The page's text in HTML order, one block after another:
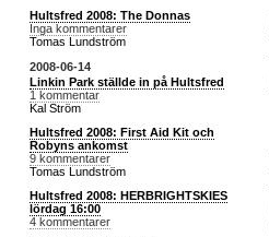
Hultsfred 2008: The Donnas
Inga kommentarer
Tomas Lundström
2008-06-14
Linkin Park ställde in på Hultsfred
1 kommentar
Kal Ström
Hultsfred 2008: First Aid Kit och
Robyns ankomst
9 kommentarer
Tomas Lundström
Hultsfred 2008: HERBRIGHTSKIES
lördag 16:00
4 kommentarer